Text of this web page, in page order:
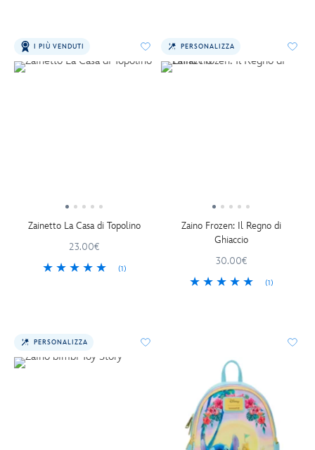
I PIÙ VENDUTI
Zainetto La Casa di Topolino
23.00€
(1)
PERSONALIZZA
Zaino Frozen: Il Regno di
Ghiaccio
30.00€
(1)
PERSONALIZZA